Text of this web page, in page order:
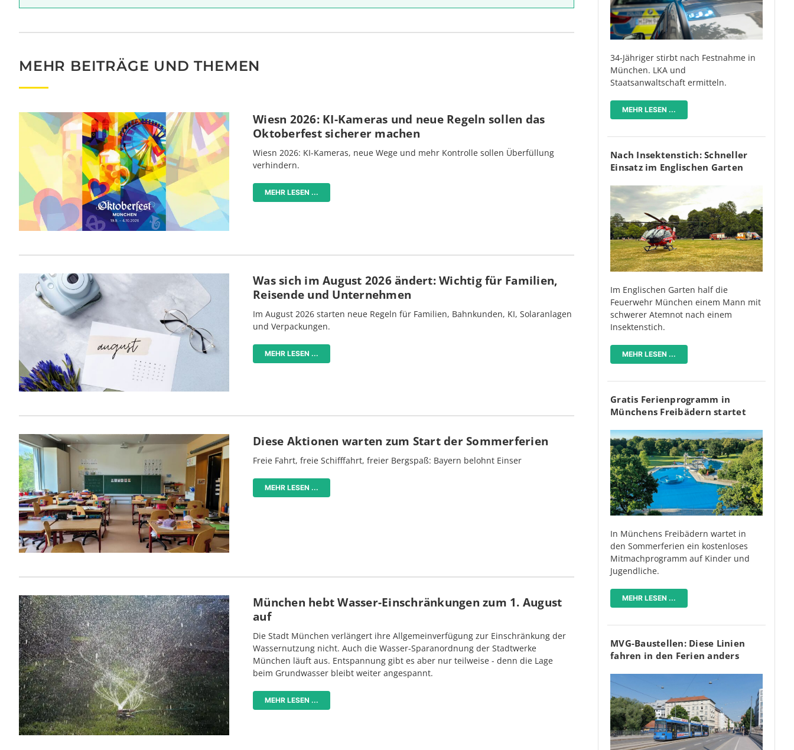
MEHR BEITRÄGE UND THEMEN
Wiesn 2026: KI-Kameras und neue Regeln sollen das
Oktoberfest sicherer machen
Wiesn 2026: KI-Kameras, neue Wege und mehr Kontrolle sollen Überfüllung
verhindern.
MEHR LESEN ...
Was sich im August 2026 ändert: Wichtig für Familien,
Reisende und Unternehmen
Im August 2026 starten neue Regeln für Familien, Bahnkunden, KI, Solaranlagen
und Verpackungen.
MEHR LESEN ...
Diese Aktionen warten zum Start der Sommerferien
Freie Fahrt, freie Schifffahrt, freier Bergspaß: Bayern belohnt Einser
MEHR LESEN ...
München hebt Wasser-Einschränkungen zum 1. August
auf
Die Stadt München verlängert ihre Allgemeinverfügung zur Einschränkung der
Wassernutzung nicht. Auch die Wasser-Sparanordnung der Stadtwerke
München läuft aus. Entspannung gibt es aber nur teilweise - denn die Lage
beim Grundwasser bleibt weiter angespannt.
MEHR LESEN ...
34-Jähriger stirbt nach Festnahme in
München. LKA und
Staatsanwaltschaft ermitteln.
MEHR LESEN ...
Nach Insektenstich: Schneller
Einsatz im Englischen Garten
Im Englischen Garten half die
Feuerwehr München einem Mann mit
schwerer Atemnot nach einem
Insektenstich.
MEHR LESEN ...
Gratis Ferienprogramm in
Münchens Freibädern startet
In Münchens Freibädern wartet in
den Sommerferien ein kostenloses
Mitmachprogramm auf Kinder und
Jugendliche.
MEHR LESEN ...
MVG-Baustellen: Diese Linien
fahren in den Ferien anders